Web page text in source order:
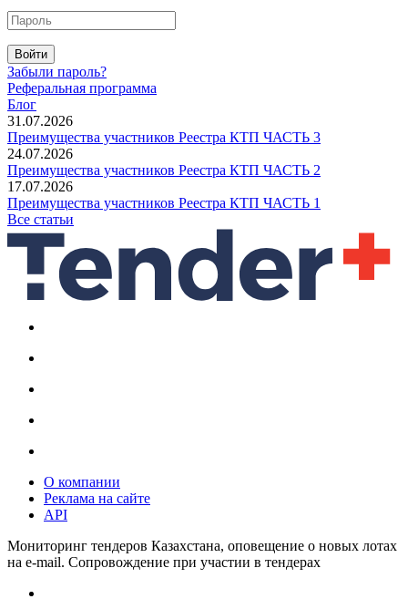
Войти
Забыли пароль?
Реферальная программа
Блог
31.07.2026
Преимущества участников Реестра КТП ЧАСТЬ 3
24.07.2026
Преимущества участников Реестра КТП ЧАСТЬ 2
17.07.2026
Преимущества участников Реестра КТП ЧАСТЬ 1
Все статьи
О компании
Реклама на сайте
API
Мониторинг тендеров Казахстана, оповещение о новых лотах
на e-mail. Сопровождение при участии в тендерах